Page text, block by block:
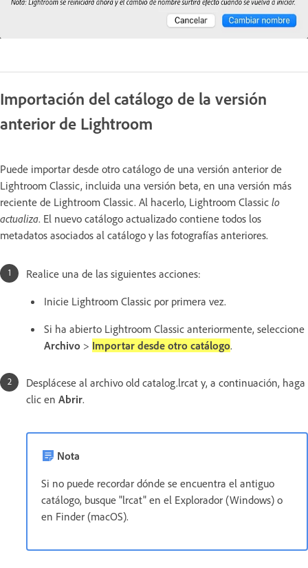
Importación del catálogo de la versión
anterior de Lightroom
Puede importar desde otro catálogo de una versión anterior de
Lightroom Classic, incluida una versión beta, en una versión más
reciente de Lightroom Classic. Al hacerlo, Lightroom Classic lo
actualiza. El nuevo catálogo actualizado contiene todos los
metadatos asociados al catálogo y las fotografías anteriores.
Realice una de las siguientes acciones:
Inicie Lightroom Classic por primera vez.
Si ha abierto Lightroom Classic anteriormente, seleccione
Archivo > Importar desde otro catálogo.
Desplácese al archivo old catalog.lrcat y, a continuación, haga
clic en Abrir.
Nota
Si no puede recordar dónde se encuentra el antiguo
catálogo, busque "lrcat" en el Explorador (Windows) o
en Finder (macOS).